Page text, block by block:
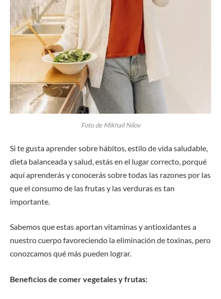
Foto de Mikhail Nilov
Si te gusta aprender sobre hábitos, estilo de vida saludable,
dieta balanceada y salud, estás en el lugar correcto, porqué
aquí aprenderás y conocerás sobre todas las razones por las
que el consumo de las frutas y las verduras es tan
importante.
Sabemos que estas aportan vitaminas y antioxidantes a
nuestro cuerpo favoreciendo la eliminación de toxinas, pero
conozcamos qué más pueden lograr.
Beneficios de comer vegetales y frutas: